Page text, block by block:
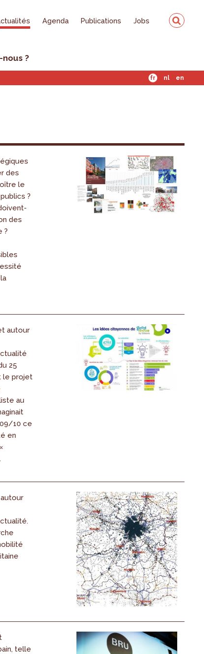
Agenda Publications Jobs
?
fr nl en
des
le
?
des
?
autour
25
le projet
au
10 ce
en
telle